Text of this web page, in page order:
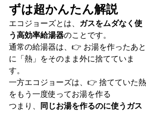
ずは超かんたん解説
エコジョーズとは、 ガスをムダなく使
う高効率給湯器のことです。
通常の給湯器は、👉 お湯を作ったあと
に「熱」をそのまま外に捨てていま
す。
一方エコジョーズは、👉 捨てていた熱
をもう一度使ってお湯を作る
つまり、
同じお湯を作るのに使うガス